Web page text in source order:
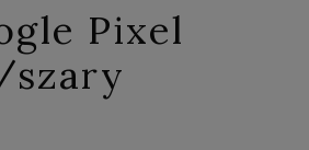
Pixel
szary